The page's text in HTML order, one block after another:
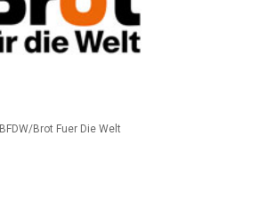
BFDW/Brot Fuer Die Welt